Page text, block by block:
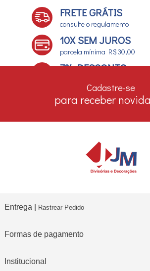
FRETE GRÁTIS
consulte o regulamento
10X SEM JUROS
parcela mínima R$ 30,00
7% DESCONTO
Cadastre-se
para receber
Entrega | Rastrear Pedido
Formas de pagamento
Institucional